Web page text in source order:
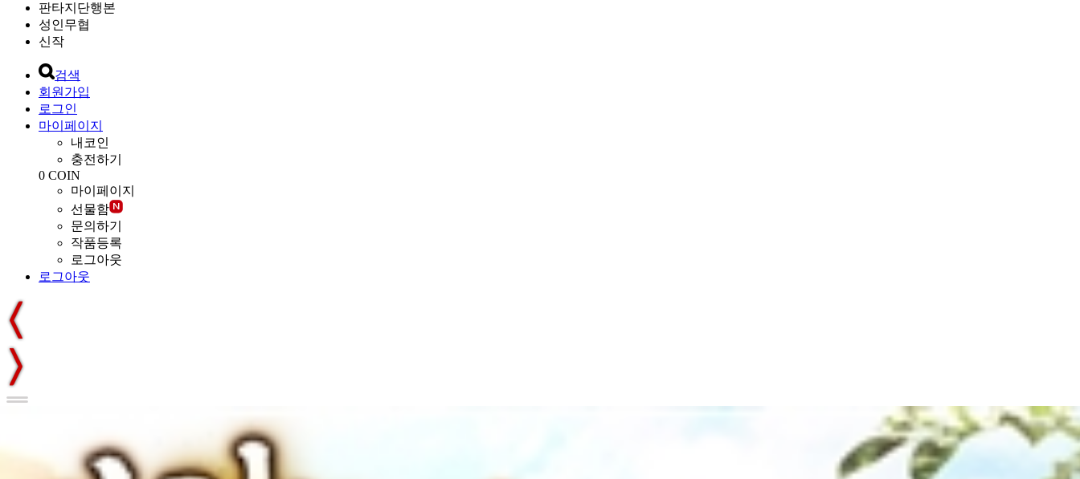
판타지단행본
성인무협
신작
검색
회원가입
로그인
마이페이지
내코인
충전하기
0 COIN
마이페이지
선물함
문의하기
작품등록
로그아웃
로그아웃